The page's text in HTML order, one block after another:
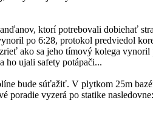
ktorí potrebovali dobiehať
po 6:28, protokol predviedol
ako sa jeho tímový kolega vynoril
ho ujali safety potápači...
bude súťažiť. V plytkom 25m
poradie vyzerá po statike nasledovne: